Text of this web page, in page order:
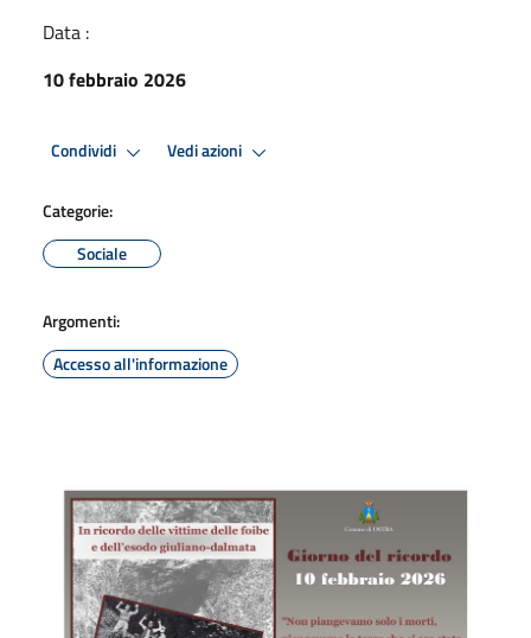
Data :
10 febbraio 2026
Condividi Vedi azioni
Categorie:
Sociale
Argomenti:
Accesso all'informazione